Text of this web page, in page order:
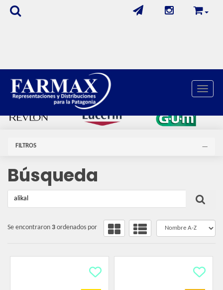
Toggle
FILTROS
Búsqueda
Se encontraron 3 ordenados por